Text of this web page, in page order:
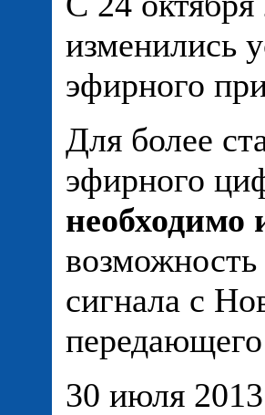
изменились
эфирного
Для более
эфирного
необходимо
сигнала с
30 июля